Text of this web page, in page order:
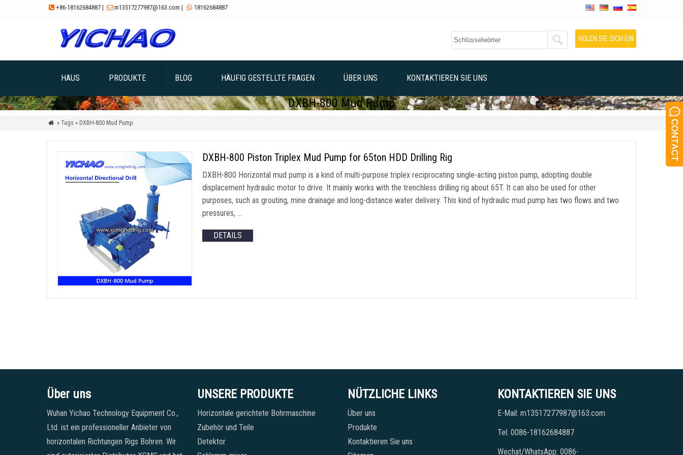
 +86-18162684887 | m13517277987@163.com |  18162684887
HOLEN SIE SICH EIN
HAUS PRODUKTE BLOG HÄUFIG GESTELLTE FRAGEN ÜBER UNS KONTAKTIEREN SIE UNS
DXBH-800 Mud Pump
 » Tags » DXBH-800 Mud Pump
DXBH-800 Piston Triplex Mud Pump for 65ton HDD Drilling Rig
DXBH-800 Horizontal mud pump is a kind of multi-purpose triplex reciprocating single-acting piston pump,adopting double
displacement hydraulic motor to drive. It mainly works with the trenchless drilling rig about 65T. It can also be used for other
purposes,such as grouting,mine drainage and long-distance water delivery.This kind of hydraulic mud pump has two flows and two
pressures, …
DETAILS
Über uns
Wuhan Yichao Technology Equipment Co.,
Ltd. ist ein professioneller Anbieter von
horizontalen Richtungen Rigs Bohren. Wir
UNSERE PRODUKTE
Horizontale gerichtete Bohrmaschine
Zubehör und Teile
Detektor
NÜTZLICHE LINKS
Über uns
Produkte
Kontaktieren Sie uns
KONTAKTIEREN SIE UNS
E-Mail: m13517277987@163.com
Tel: 0086-18162684887
Wechat/WhatsApp: 0086-